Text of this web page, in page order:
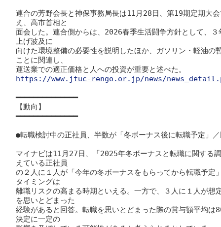
連合の芳野会長と神保事務局長は11月28日、第19期定期大
え、高市首相と
面会した。連合側からは、2026春季生活闘争方針として、
上げ波及に
向けた環境整備の必要性を説明したほか、ガソリン・軽油の
ことに関連し、
https://www.jtuc-rengo.or.jp/news/
━━━━━━━━━━━━━━
【動向】
━━━━━━━━━━━━━━
●転職検討中の正社員、半数が「冬ボーナス後に転職予定」
マイナビは11月27日、「2025年冬ボーナスと転職に関する
えている正社員
の２人に１人が「今年の冬ボーナスをもらってから転職予定
タイミングは
離職リスクの高まる時期といえる。一方で、３人に１人が想
を思いとどまった
経験があると回答。転職を思いとどまった際の賞与額平均
決定に一定の